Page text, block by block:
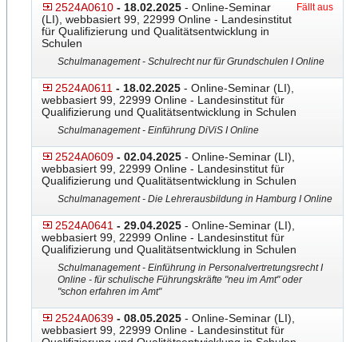
2524A0610 - 18.02.2025 - Online-Seminar
(LI), webbasiert 99, 22999 Online - Landesinstitut
für Qualifizierung und Qualitätsentwicklung in
Schulen
Fällt aus
Schulmanagement - Schulrecht nur für Grundschulen I Online
2524A0611 - 18.02.2025 - Online-Seminar (LI),
webbasiert 99, 22999 Online - Landesinstitut für
Qualifizierung und Qualitätsentwicklung in Schulen
Schulmanagement - Einführung DiViS I Online
2524A0609 - 02.04.2025 - Online-Seminar (LI),
webbasiert 99, 22999 Online - Landesinstitut für
Qualifizierung und Qualitätsentwicklung in Schulen
Schulmanagement - Die Lehrerausbildung in Hamburg I Online
2524A0641 - 29.04.2025 - Online-Seminar (LI),
webbasiert 99, 22999 Online - Landesinstitut für
Qualifizierung und Qualitätsentwicklung in Schulen
Schulmanagement - Einführung in Personalvertretungsrecht I
Online - für schulische Führungskräfte "neu im Amt" oder
"schon erfahren im Amt"
2524A0639 - 08.05.2025 - Online-Seminar (LI),
webbasiert 99, 22999 Online - Landesinstitut für